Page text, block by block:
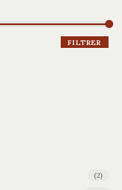
FILTRER
(2)